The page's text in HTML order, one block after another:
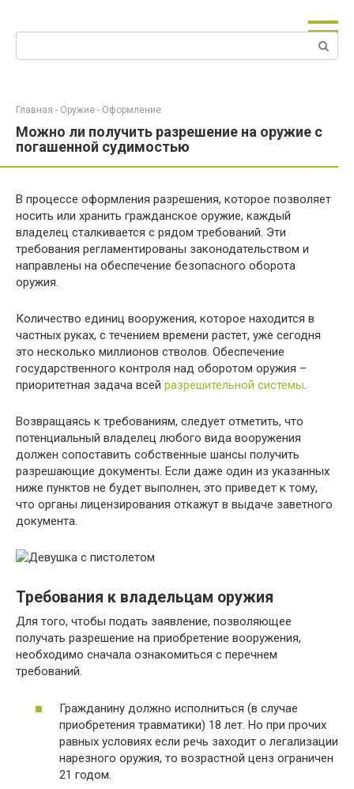
Главная - Оружие - Оформление
Можно ли получить разрешение на оружие с
погашенной судимостью
В процессе оформления разрешения, которое позволяет
носить или хранить гражданское оружие, каждый
владелец сталкивается с рядом требований. Эти
требования регламентированы законодательством и
направлены на обеспечение безопасного оборота
оружия.
Количество единиц вооружения, которое находится в
частных руках, с течением времени растет, уже сегодня
это несколько миллионов стволов. Обеспечение
государственного контроля над оборотом оружия –
приоритетная задача всей разрешительной системы.
Возвращаясь к требованиям, следует отметить, что
потенциальный владелец любого вида вооружения
должен сопоставить собственные шансы получить
разрешающие документы. Если даже один из указанных
ниже пунктов не будет выполнен, это приведет к тому,
что органы лицензирования откажут в выдаче заветного
документа.
Требования к владельцам оружия
Для того, чтобы подать заявление, позволяющее
получать разрешение на приобретение вооружения,
необходимо сначала ознакомиться с перечнем
требований.
Гражданину должно исполниться (в случае
приобретения травматики) 18 лет. Но при прочих
равных условиях если речь заходит о легализации
нарезного оружия, то возрастной ценз ограничен
21 годом.